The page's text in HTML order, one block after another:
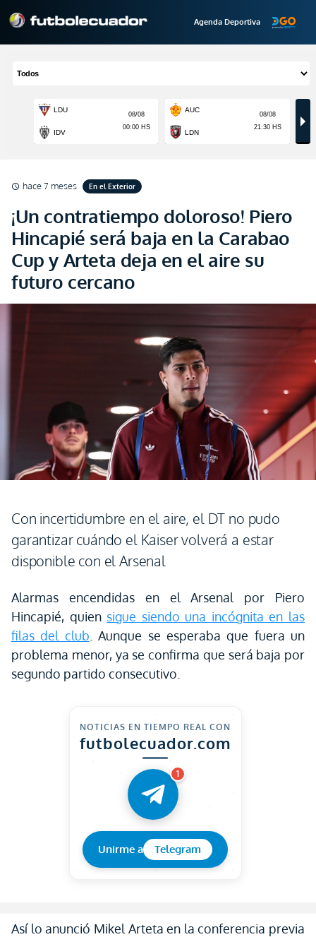
Agenda Deportiva
schedule hace 7 meses En el Exterior
¡Un contratiempo doloroso! Piero
Hincapié será baja en la Carabao
Cup y Arteta deja en el aire su
futuro cercano
Con incertidumbre en el aire, el DT no pudo
garantizar cuándo el Kaiser volverá a estar
disponible con el Arsenal
Alarmas encendidas en el Arsenal por Piero
Hincapié, quien sigue siendo una incógnita en las
filas del club . Aunque se esperaba que fuera un
problema menor, ya se confirma que será baja por
segundo partido consecutivo.
NOTICIAS EN TIEMPO REAL CON
futbolecuador.com
1
Unirme a Telegram
Así lo anunció Mikel Arteta en la conferencia previa